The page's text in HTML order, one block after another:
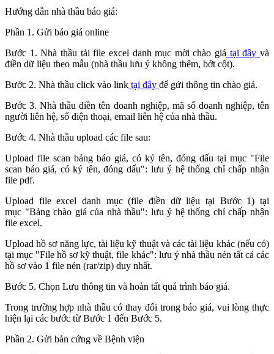
Hướng dẫn nhà thầu báo giá:
Phần 1. Gửi báo giá online
Bước 1. Nhà thầu tải file excel danh mục mời chào giá tại đây và
điền dữ liệu theo mẫu (nhà thầu lưu ý không thêm, bớt cột).
Bước 2. Nhà thầu click vào link tại đây để gửi thông tin chào giá.
Bước 3. Nhà thầu điền tên doanh nghiệp, mã số doanh nghiệp, tên
người liên hệ, số điện thoại, email liên hệ của nhà thầu.
Bước 4. Nhà thầu upload các file sau:
Upload file scan bảng báo giá, có ký tên, đóng dấu tại mục "File
scan báo giá, có ký tên, đóng dấu": lưu ý hệ thống chỉ chấp nhận
file pdf.
Upload file excel danh mục (file điền dữ liệu tại Bước 1) tại
mục "Bảng chào giá của nhà thầu": lưu ý hệ thống chỉ chấp nhận
file excel.
Upload hồ sơ năng lực, tài liệu kỹ thuật và các tài liệu khác (nếu có)
tại mục "File hồ sơ kỹ thuật, file khác": lưu ý nhà thầu nén tất cả các
hồ sơ vào 1 file nén (rar/zip) duy nhất.
Bước 5. Chọn Lưu thông tin và hoàn tất quá trình báo giá.
Trong trường hợp nhà thầu có thay đổi trong báo giá, vui lòng thực
hiện lại các bước từ Bước 1 đến Bước 5.
Phần 2. Gửi bản cứng về Bệnh viện